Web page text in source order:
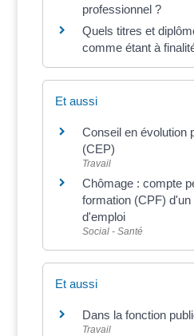
professionnel ?
Quels titres et
comme étant à
Et aussi
Conseil en évolution
(CEP)
Travail
Chômage : compte
formation (CPF) d'un
d'emploi
Social - Santé
Et aussi
Dans la fonction
Travail